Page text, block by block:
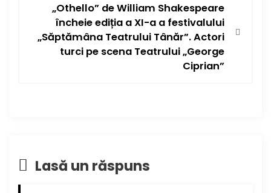
n
„Othello” de William Shakespeare
încheie ediția a XI-a a festivalului
„Săptămâna Teatrului Tânăr”. Actori
turci pe scena Teatrului „George
Ciprian”
Lasă un răspuns